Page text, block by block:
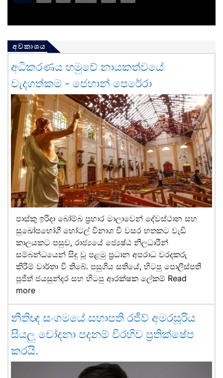
අවකාශය
අධිකරණය හමුවේ නායකත්වයේ
වැදගත්කම - ජෙහාන් පෙරේරා
පාස්කු ඉරිදා බෝම්බ ප්‍රහාර මාලාවෙන් දේවස්ථාන සහ
සුඛෝපභෝගී හෝටල් විනාශ වී වසර හතකට වැඩි
කාලයකට පසුව, රාජ්‍යයේ ජ්‍යෙෂ්ඨ නිලධාරීන්
සම්බන්ධයෙන් සිදු වූ පළමු ප්‍රධාන අපරාධ වරදකරු
කිරීම් වාර්තා වී තිබේ. පසුගිය සතියේ, හිටපු පොලිස්පති
පූජිත් ජයසුන්දර සහ හිටපු ආරක්ෂක ලේකම් Read
more
නීතිඥ සංගමයේ සභාපති රජීව් අමරසූරිය
සියලු චෝදනා පදනම් විරහිව ප්‍රතික්ෂේප
කරයි.